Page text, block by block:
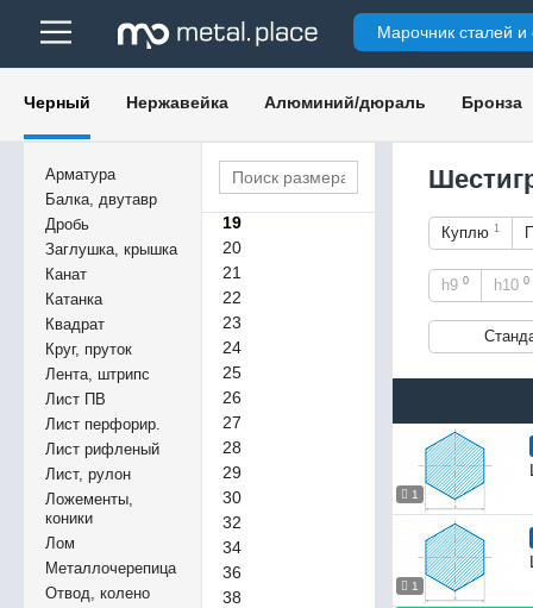
Марочник сталей и
Черный Нержавейка Алюминий/дюраль Бронза
Арматура
Балка, двутавр
Дробь
Заглушка, крышка
Канат
Катанка
Квадрат
Круг, пруток
Лента, штрипс
Лист ПВ
Лист перфорир.
Лист рифленый
Лист, рулон
Ложементы,
коники
Лом
Металлочерепица
Отвод, колено
10
12
13
14
16
17
18
19
20
21
22
23
24
25
26
27
28
29
30
32
34
36
38
Куплю 1
h9 0 h10 0
1
1